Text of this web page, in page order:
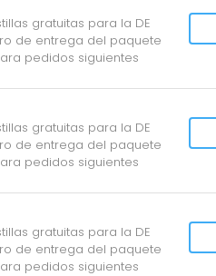
gratuitas para la DE
de entrega del paquete
pedidos siguientes
gratuitas para la DE
de entrega del paquete
pedidos siguientes
gratuitas para la DE
de entrega del paquete
pedidos siguientes